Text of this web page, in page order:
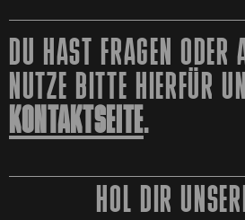
DU HAST FRAGEN ODER
NUTZE BITTE HIERFÜR
KONTAKTSEITE.
HOL DIR